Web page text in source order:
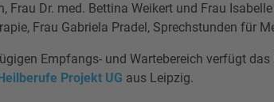
Dr. med. Bettina Weikert und Frau
Frau Gabriela Pradel, Sprechstunden für
Empfangs- und Wartebereich verfügt
Projekt UG aus Leipzig.